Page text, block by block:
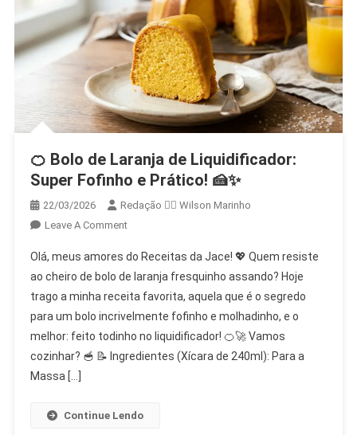
🍊 Bolo de Laranja de Liquidificador:
Super Fofinho e Prático! 🍰✨
22/03/2026
Redação 👨‍⚖️​ Wilson Marinho
Leave A CommentOn
Bolo
De
Laranja
De
Liquidificador:
Super
Olá, meus amores do Receitas da Jace! 💖 Quem resiste
ao cheiro de bolo de laranja fresquinho assando? Hoje
trago a minha receita favorita, aquela que é o segredo
para um bolo incrivelmente fofinho e molhadinho, e o
melhor: feito todinho no liquidificador! 🍊🚀 Vamos
cozinhar? 🥣 📝 Ingredientes (Xícara de 240ml): Para a
Massa […]
Continue Lendo